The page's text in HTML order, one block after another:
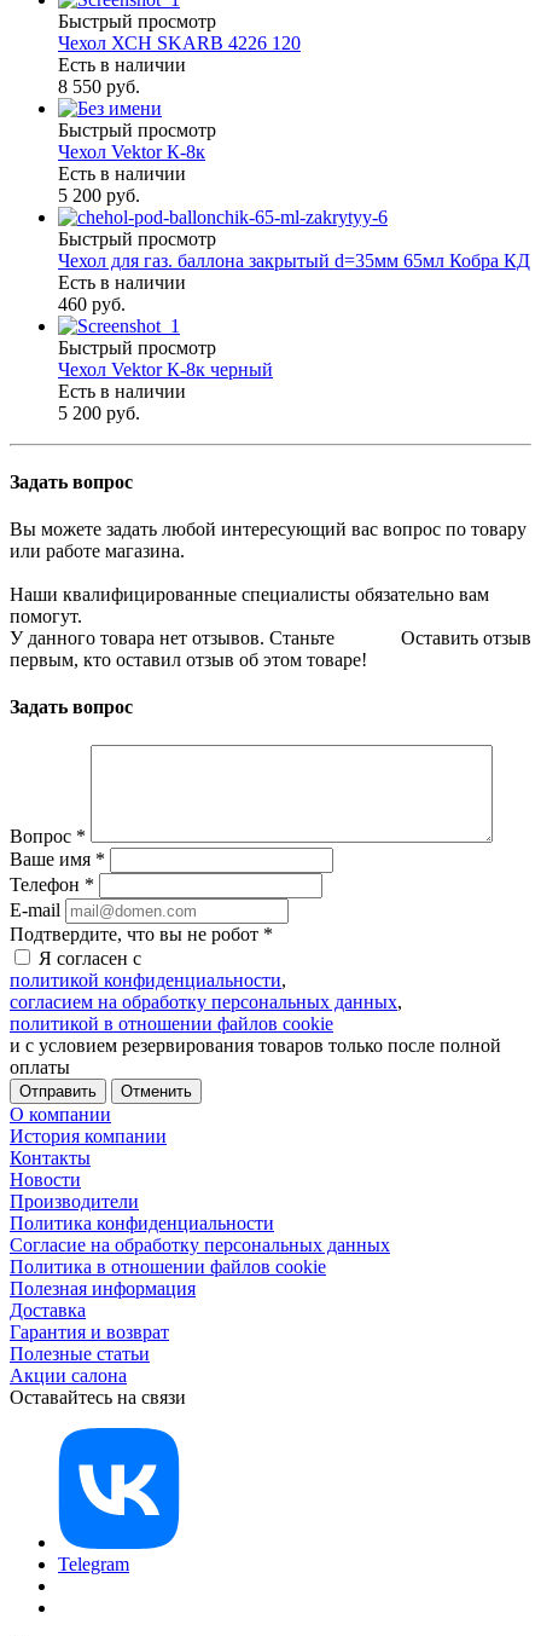
Быстрый просмотр
Чехол ХСН SKARB 4226 120
Есть в наличии
8 550 руб.
Быстрый просмотр
Чехол Vektor К-8к
Есть в наличии
5 200 руб.
Быстрый просмотр
Чехол для газ. баллона закрытый d=35мм 65мл Кобра КД
Есть в наличии
460 руб.
Быстрый просмотр
Чехол Vektor К-8к черный
Есть в наличии
5 200 руб.
Задать вопрос
Вы можете задать любой интересующий вас вопрос по товару
или работе магазина.
Наши квалифицированные специалисты обязательно вам
помогут.
Оставить отзыв
У данного товара нет отзывов. Станьте
первым, кто оставил отзыв об этом товаре!
Задать вопрос
Вопрос *
Ваше имя *
Телефон *
E-mail
Подтвердите, что вы не робот *
Я согласен с
политикой конфиденциальности,
согласием на обработку персональных данных,
политикой в отношении файлов cookie
и с условием резервирования товаров только после полной
оплаты
Отменить
О компании
История компании
Контакты
Новости
Производители
Политика конфиденциальности
Согласие на обработку персональных данных
Политика в отношении файлов cookie
Полезная информация
Доставка
Гарантия и возврат
Полезные статьи
Акции салона
Оставайтесь на связи
Telegram